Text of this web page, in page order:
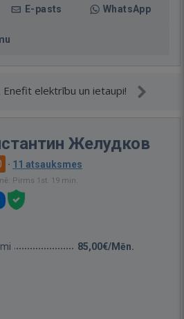
E-pasts WhatsApp
Enefit elektrību un ietaupi!
Желудков
· 11 atsauksmes
Pirms 1st. 19 min.
85,00€/Mēn.